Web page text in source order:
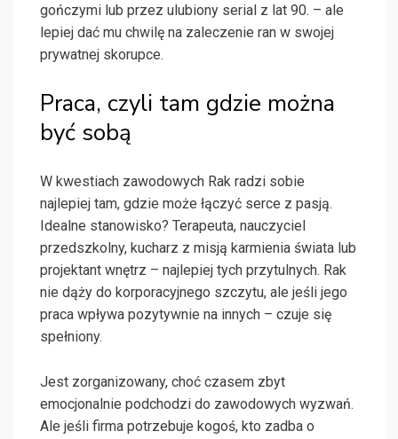
gończymi lub przez ulubiony serial z lat 90. – ale
lepiej dać mu chwilę na zaleczenie ran w swojej
prywatnej skorupce.
Praca, czyli tam gdzie można
być sobą
W kwestiach zawodowych Rak radzi sobie
najlepiej tam, gdzie może łączyć serce z pasją.
Idealne stanowisko? Terapeuta, nauczyciel
przedszkolny, kucharz z misją karmienia świata lub
projektant wnętrz – najlepiej tych przytulnych. Rak
nie dąży do korporacyjnego szczytu, ale jeśli jego
praca wpływa pozytywnie na innych – czuje się
spełniony.
Jest zorganizowany, choć czasem zbyt
emocjonalnie podchodzi do zawodowych wyzwań.
Ale jeśli firma potrzebuje kogoś, kto zadba o